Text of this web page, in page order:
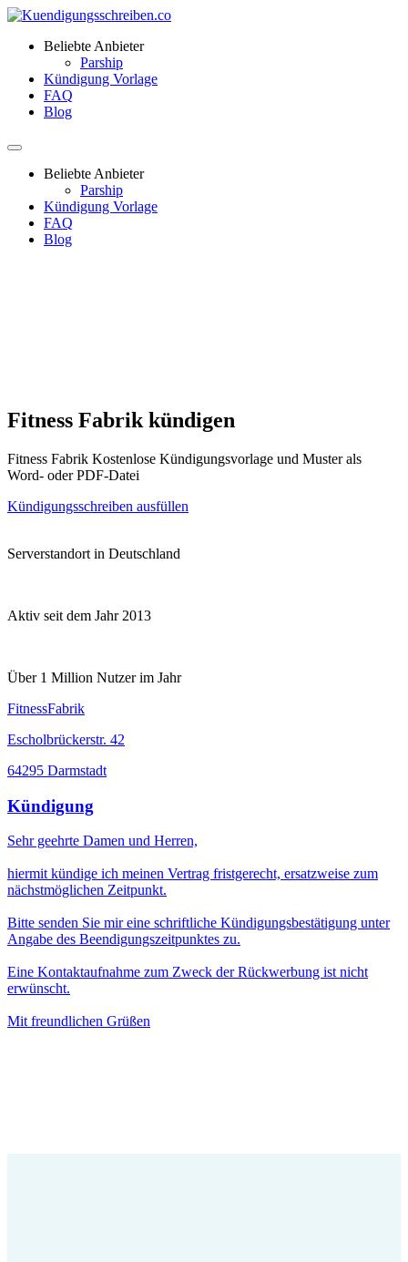
Beliebte Anbieter
Parship
Kündigung Vorlage
FAQ
Blog
Beliebte Anbieter
Parship
Kündigung Vorlage
FAQ
Blog
Fitness Fabrik kündigen
Fitness Fabrik Kostenlose Kündigungsvorlage und Muster als
Word- oder PDF-Datei
Kündigungsschreiben ausfüllen
Serverstandort in Deutschland
Aktiv seit dem Jahr 2013
Über 1 Million Nutzer im Jahr
FitnessFabrik
Escholbrückerstr. 42
64295 Darmstadt
Kündigung
Sehr geehrte Damen und Herren,
hiermit kündige ich meinen Vertrag fristgerecht, ersatzweise zum
nächstmöglichen Zeitpunkt.
Bitte senden Sie mir eine schriftliche Kündigungsbestätigung unter
Angabe des Beendigungszeitpunktes zu.
Eine Kontaktaufnahme zum Zweck der Rückwerbung ist nicht
erwünscht.
Mit freundlichen Grüßen